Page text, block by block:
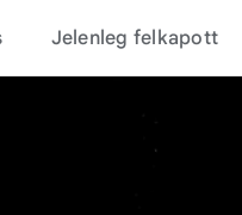
Jelenleg felkapott